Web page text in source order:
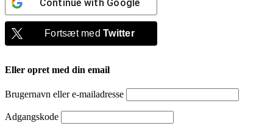
Continue with Google
Fortsæt medTwitter
Eller opret med din email
Brugernavn eller e-mailadresse
Adgangskode